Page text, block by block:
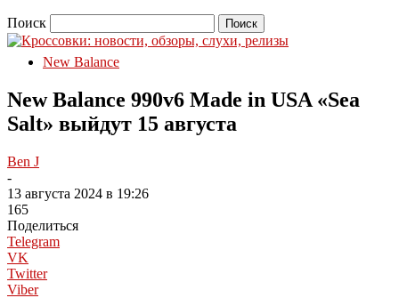
Поиск
New Balance
New Balance 990v6 Made in USA «Sea
Salt» выйдут 15 августа
Ben J
-
13 августа 2024 в 19:26
165
Поделиться
Telegram
VK
Twitter
Viber